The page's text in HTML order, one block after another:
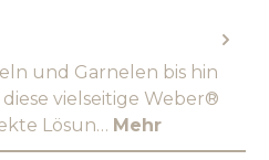
und Garnelen bis hin
vielseitige Weber®
Lösun… Mehr